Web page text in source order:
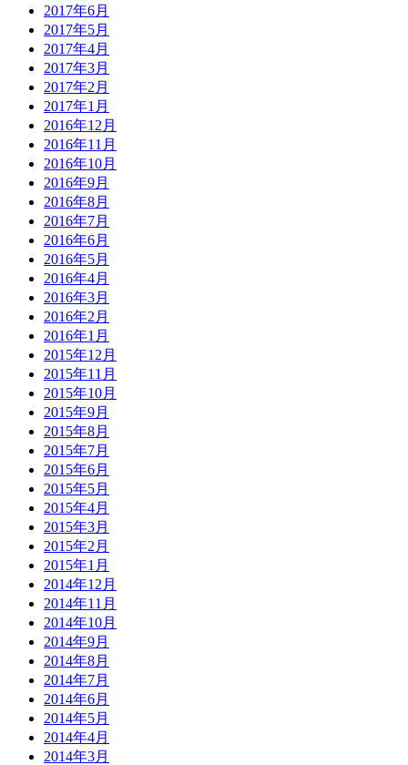
2017年6月
2017年5月
2017年4月
2017年3月
2017年2月
2017年1月
2016年12月
2016年11月
2016年10月
2016年9月
2016年8月
2016年7月
2016年6月
2016年5月
2016年4月
2016年3月
2016年2月
2016年1月
2015年12月
2015年11月
2015年10月
2015年9月
2015年8月
2015年7月
2015年6月
2015年5月
2015年4月
2015年3月
2015年2月
2015年1月
2014年12月
2014年11月
2014年10月
2014年9月
2014年8月
2014年7月
2014年6月
2014年5月
2014年4月
2014年3月